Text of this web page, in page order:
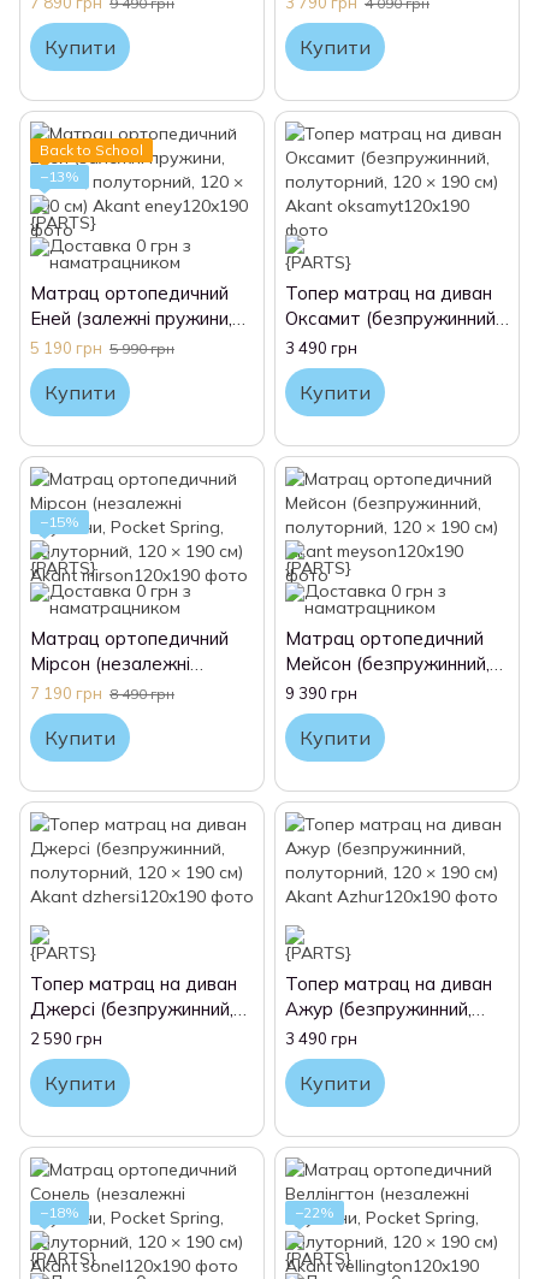
полуторний, 120 × 190
см) Akant
Купити
190 см) Akant
Купити
Back to School
−13%
Матрац ортопедичний
Еней (залежні пружини,
Bonnel, полуторний, 120 ×
190 см) Akant
5 190 грн 5 990 грн
Купити
Топер матрац на диван
Оксамит (безпружинний,
полуторний, 120 × 190
см) Akant
3 490 грн
Купити
−15%
Матрац ортопедичний
Мірсон (незалежні
пружини, Pocket Spring,
полуторний, 120 × 190
см) Akant
7 190 грн 8 490 грн
Купити
Матрац ортопедичний
Мейсон (безпружинний,
полуторний, 120 × 190
см) Akant
9 390 грн
Купити
Топер матрац на диван
Джерсі (безпружинний,
полуторний, 120 × 190
см) Akant
2 590 грн
Купити
Топер матрац на диван
Ажур (безпружинний,
полуторний, 120 × 190
см) Akant
3 490 грн
Купити
−18% −22%